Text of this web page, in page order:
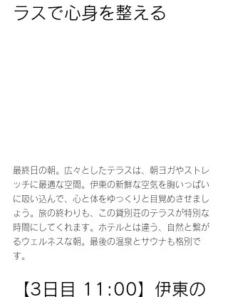
ラスで心身を整える
最終日の朝。広々としたテラスは、朝ヨガやストレ
ッチに最適な空間。伊東の新鮮な空気を胸いっぱい
に吸い込んで、心と体をゆっくりと目覚めさせまし
ょう。旅の終わりも、この貸別荘のテラスが特別な
時間にしてくれます。ホテルとは違う、自然と繋が
るウェルネスな朝。最後の温泉とサウナも格別で
す。
【3日目 11:00】伊東の